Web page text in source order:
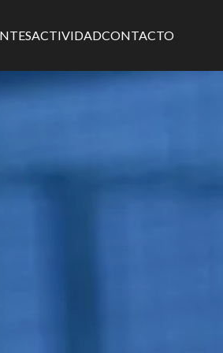
ACTIVIDADCONTACTO